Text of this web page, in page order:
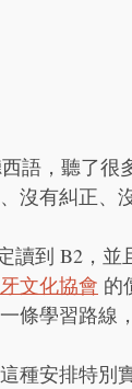
西語，聽了
沒有糾正、
讀到 B2，並
文化協會 的
條學習路線
種安排特別